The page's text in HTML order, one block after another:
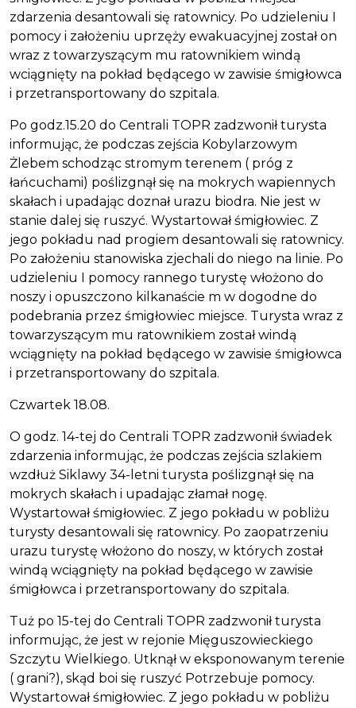
zdarzenia desantowali się ratownicy. Po udzieleniu I
pomocy i założeniu uprzęży ewakuacyjnej został on
wraz z towarzyszącym mu ratownikiem windą
wciągnięty na pokład będącego w zawisie śmigłowca
i przetransportowany do szpitala.
Po godz.15.20 do Centrali TOPR zadzwonił turysta
informując, że podczas zejścia Kobylarzowym
Żlebem schodząc stromym terenem ( próg z
łańcuchami) poślizgnął się na mokrych wapiennych
skałach i upadając doznał urazu biodra. Nie jest w
stanie dalej się ruszyć. Wystartował śmigłowiec. Z
jego pokładu nad progiem desantowali się ratownicy.
Po założeniu stanowiska zjechali do niego na linie. Po
udzieleniu I pomocy rannego turystę włożono do
noszy i opuszczono kilkanaście m w dogodne do
podebrania przez śmigłowiec miejsce. Turysta wraz z
towarzyszącym mu ratownikiem został windą
wciągnięty na pokład będącego w zawisie śmigłowca
i przetransportowany do szpitala.
Czwartek 18.08.
O godz. 14-tej do Centrali TOPR zadzwonił świadek
zdarzenia informując, że podczas zejścia szlakiem
wzdłuż Siklawy 34-letni turysta poślizgnął się na
mokrych skałach i upadając złamał nogę.
Wystartował śmigłowiec. Z jego pokładu w pobliżu
turysty desantowali się ratownicy. Po zaopatrzeniu
urazu turystę włożono do noszy, w których został
windą wciągnięty na pokład będącego w zawisie
śmigłowca i przetransportowany do szpitala.
Tuż po 15-tej do Centrali TOPR zadzwonił turysta
informując, że jest w rejonie Mięguszowieckiego
Szczytu Wielkiego. Utknął w eksponowanym terenie
( grani?), skąd boi się ruszyć Potrzebuje pomocy.
Wystartował śmigłowiec. Z jego pokładu w pobliżu